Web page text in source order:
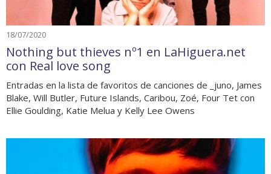
18/07/2020
Nothing but thieves nº1 en LaHiguera.net
con Real love song
Entradas en la lista de favoritos de canciones de _juno, James
Blake, Will Butler, Future Islands, Caribou, Zoé, Four Tet con
Ellie Goulding, Katie Melua y Kelly Lee Owens